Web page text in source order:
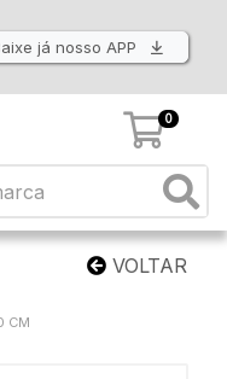
já nosso APP
0
VOLTAR
CM